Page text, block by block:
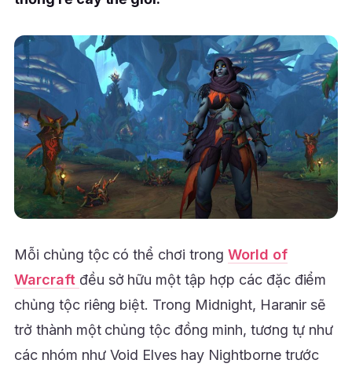
Mỗi chủng tộc có thể chơi trong World of
Warcraft đều sở hữu một tập hợp các đặc điểm
chủng tộc riêng biệt. Trong Midnight, Haranir sẽ
trở thành một chủng tộc đồng minh, tương tự như
các nhóm như Void Elves hay Nightborne trước